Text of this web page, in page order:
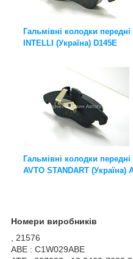
Гальмівні колодки
INTELLI (Україна) D145E
Гальмівні колодки
AVTO STANDART (Україна)
Номери виробників
, 21576
ABE : C1W029ABE